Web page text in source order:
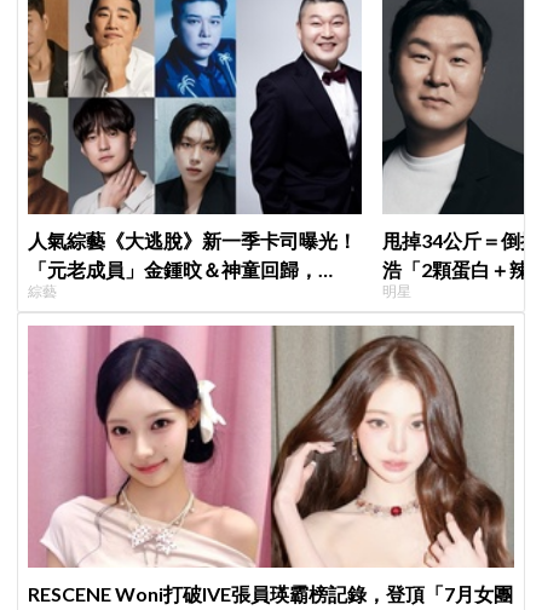
人氣綜藝《大逃脫》新一季卡司曝光！
「元老成員」金鍾旼＆神童回歸，
SEVENTEEN 勝寛驚喜加盟，姜鎬童缺
席成最大焦點
綜藝
甩掉34公斤＝倒
浩「2顆蛋白＋辣
抄嗎？
明星
RESCENE Woni打破IVE張員瑛霸榜記錄，登頂「7月女團